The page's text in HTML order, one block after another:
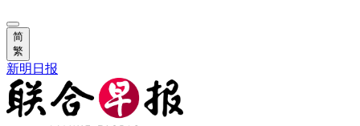
简
繁
新明日报